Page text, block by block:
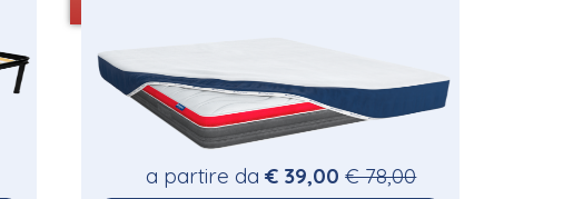
a partire da€ 39,00 € 78,00